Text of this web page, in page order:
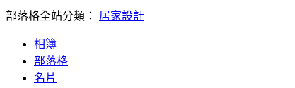
部落格全站分類： 居家設計
相簿
部落格
名片